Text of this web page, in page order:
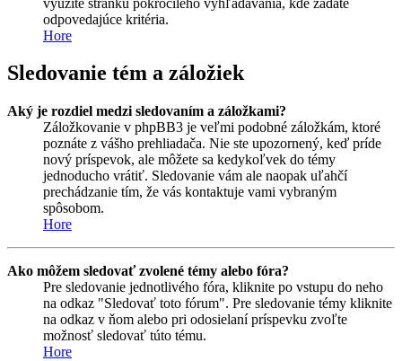
odpovedajúce kritéria.
Hore
Sledovanie tém a záložiek
Aký je rozdiel medzi sledovaním a záložkami?
Záložkovanie v phpBB3 je veľmi podobné záložkám, ktoré
poznáte z vášho prehliadača. Nie ste upozornený, keď príde
nový príspevok, ale môžete sa kedykoľvek do témy
jednoducho vrátiť. Sledovanie vám ale naopak uľahčí
prechádzanie tím, že vás kontaktuje vami vybraným
spôsobom.
Hore
Ako môžem sledovať zvolené témy alebo fóra?
Pre sledovanie jednotlivého fóra, kliknite po vstupu do neho
na odkaz "Sledovať toto fórum". Pre sledovanie témy kliknite
na odkaz v ňom alebo pri odosielaní príspevku zvoľte
možnosť sledovať túto tému.
Hore